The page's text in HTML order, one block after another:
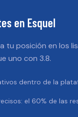
en Esquel
tu posición en los
uno con 3.8.
dentro de la
el 60% de las